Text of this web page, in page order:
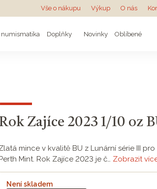
Vše o nákupu Výkup O nás
numismatika Doplňky Novinky Oblíbené
Zajíce 2023 1/10 oz
mince v kvalitě BU z Lunární série III
Mint. Rok Zajíce 2023 je č… Zobrazit
Není skladem